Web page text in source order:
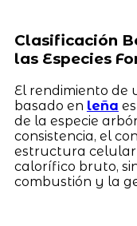
Clasificación
las Especies
El rendimiento de
basado en leña
de la especie
consistencia, el
estructura celular
calorífico bruto,
combustión y la